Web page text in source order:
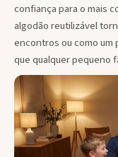
confiança para o mais
algodão reutilizável
encontros ou como
que qualquer pequeno